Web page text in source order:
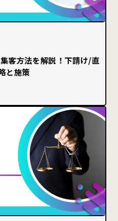
客方法を解説！下請け/直
と施策